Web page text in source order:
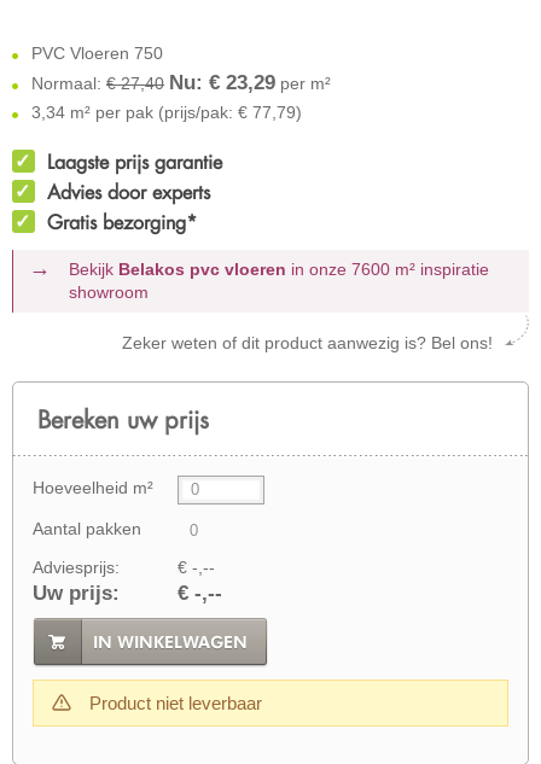
PVC Vloeren 750
Normaal: € 27,40 Nu: € 23,29 per m²
3,34 m² per pak (prijs/pak: € 77,79)
Laagste prijs garantie
Advies door experts
Gratis bezorging*
Bekijk Belakos pvc vloeren in onze 7600 m² inspiratie
showroom
Zeker weten of dit product aanwezig is? Bel ons!
Bereken uw prijs
Hoeveelheid m²
Aantal pakken
Adviesprijs: € -,--
Uw prijs: € -,--
IN WINKELWAGEN
Product niet leverbaar